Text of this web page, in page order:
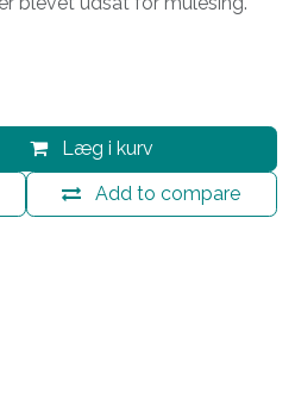
Læg i kurv
Add to compare